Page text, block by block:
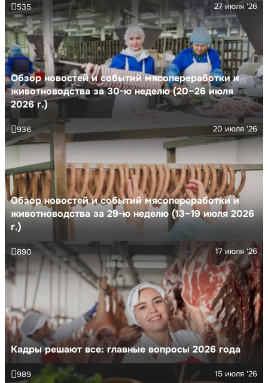
Обзор новостей и событий мясопереработки и
животноводства за 30-ю неделю (20–26 июля
2026 г.)
27 июля '26
535
Обзор новостей и событий мясопереработки и
животноводства за 29-ю неделю (13–19 июля 2026
г.)
20 июля '26
936
Кадры решают все: главные вопросы 2026 года
17 июля '26
890
15 июля '26
989